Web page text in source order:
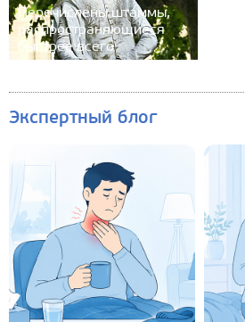
Перечислены штаммы,
распространяющиеся
быстрее всего
Экспертный блог